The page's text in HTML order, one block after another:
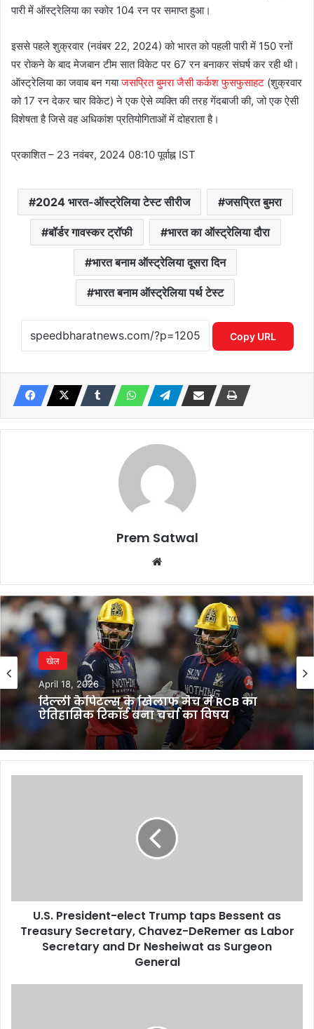
पारी में ऑस्ट्रेलिया का स्कोर 104 रन पर समाप्त हुआ।
इससे पहले शुक्रवार (नवंबर 22, 2024) को भारत को पहली पारी में 150 रनों
पर रोकने के बाद मेजबान टीम सात विकेट पर 67 रन बनाकर संघर्ष कर रही थी।
ऑस्ट्रेलिया का जवाब बन गयाजसप्रित बुमरा जैसी कर्कश फुसफुसाहट (शुक्रवार
को 17 रन देकर चार विकेट) ने एक ऐसे व्यक्ति की तरह गेंदबाजी की, जो एक ऐसी
विशेषता है जिसे वह अधिकांश प्रतियोगिताओं में दोहराता है।
प्रकाशित– 23 नवंबर, 2024 08:10 पूर्वाह्न IST
2024 भारत-ऑस्ट्रेलिया टेस्ट सीरीज जसप्रित बुमरा
बॉर्डर गावस्कर ट्रॉफी भारत का ऑस्ट्रेलिया दौरा
भारत बनाम ऑस्ट्रेलिया दूसरा दिन
भारत बनाम ऑस्ट्रेलिया पर्थ टेस्ट
Copy URL
Prem Satwal
खेल
April 18, 2026
दिल्ली कैपिटल्स के खिलाफ मैच में RCB का
ऐतिहासिक रिकॉर्ड बना चर्चा का विषय
Secretary,
Chavez-
DeRemer
and
U.S. President-elect Trump taps Bessent as
Treasury Secretary, Chavez-DeRemer as Labor
Secretary and Dr Nesheiwat as Surgeon
General